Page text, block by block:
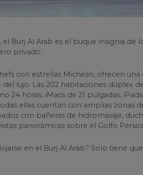
Burj Al Arab es el buque insignia
privado.
con estrellas Michelin, ofrecen
lujo. Las 202 habitaciones dúplex
24 horas, iMacs de 21 pulgadas,
ellas cuentan con amplias zonas
con bañeras de hidromasaje,
panorámicas sobre el Golfo
en el Burj Al Arab? Solo tiene que